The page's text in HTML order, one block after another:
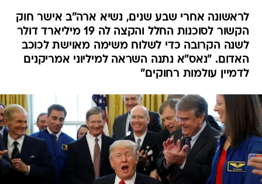
לראשונה אחרי שבע שנים, נשיא ארה"ב אישר חוק
הקשור לסוכנות החלל והקצה לה 19 מיליארד דולר
לשנה הקרובה כדי לשלוח משימה מאוישת לכוכב
האדום. "נאס"א נתנה השראה למיליוני אמריקנים
לדמיין עולמות רחוקים"